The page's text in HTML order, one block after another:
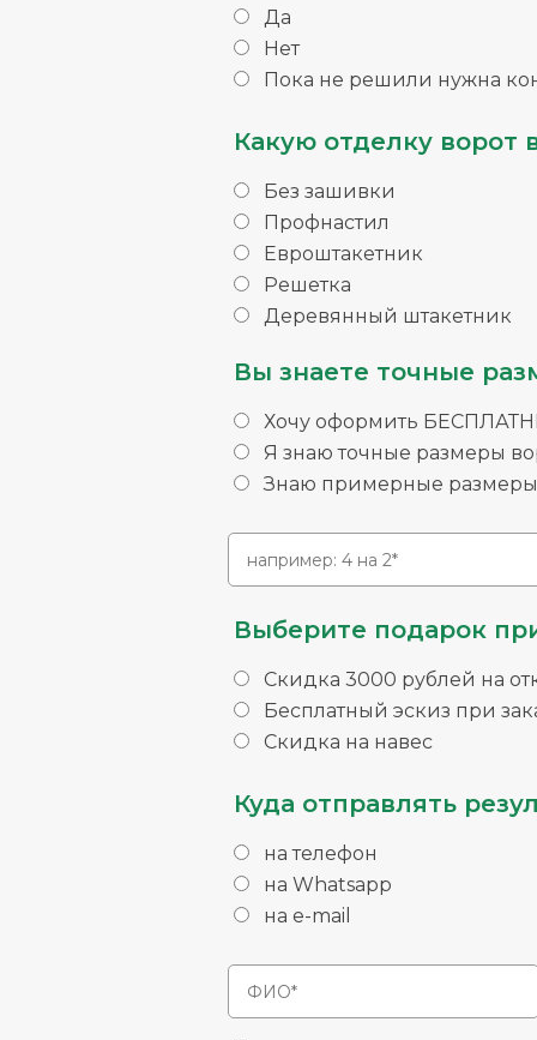
Да
Нет
Пока не решили нужна
Какую отделку ворот
Без зашивки
Профнастил
Евроштакетник
Решетка
Деревянный штакетник
Вы знаете точные
Хочу оформить
Я знаю точные размеры
Знаю примерные размеры
Выберите подарок
Скидка 3000 рублей на
Бесплатный эскиз при
Скидка на навес
Куда отправлять
на телефон
на Whatsapp
на e-mail